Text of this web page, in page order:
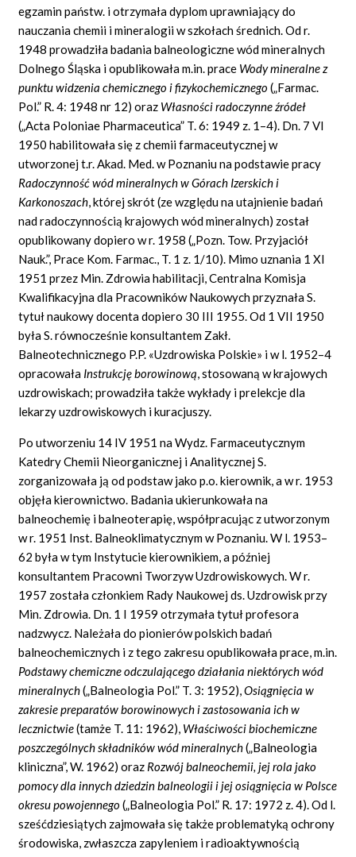
egzamin państw. i otrzymała dyplom uprawniający do
nauczania chemii i mineralogii w szkołach średnich. Od r.
1948 prowadziła badania balneologiczne wód mineralnych
Dolnego Śląska i opublikowała m.in. prace Wody mineralne z
punktu widzenia chemicznego i fizykochemicznego(„Farmac.
Pol.” R. 4: 1948 nr 12) oraz Własności radoczynne źródeł
(„Acta Poloniae Pharmaceutica” T. 6: 1949 z. 1–4). Dn. 7 VI
1950 habilitowała się z chemii farmaceutycznej w
utworzonej t.r. Akad. Med. w Poznaniu na podstawie pracy
Radoczynność wód mineralnych w Górach Izerskich i
Karkonoszach, której skrót (ze względu na utajnienie badań
nad radoczynnością krajowych wód mineralnych) został
opublikowany dopiero w r. 1958 („Pozn. Tow. Przyjaciół
Nauk.”, Prace Kom. Farmac., T. 1 z. 1/10). Mimo uznania 1 XI
1951 przez Min. Zdrowia habilitacji, Centralna Komisja
Kwalifikacyjna dla Pracowników Naukowych przyznała S.
tytuł naukowy docenta dopiero 30 III 1955. Od 1 VII 1950
była S. równocześnie konsultantem Zakł.
Balneotechnicznego P.P. «Uzdrowiska Polskie» i w l. 1952–4
opracowała Instrukcję borowinową, stosowaną w krajowych
uzdrowiskach; prowadziła także wykłady i prelekcje dla
lekarzy uzdrowiskowych i kuracjuszy.
Po utworzeniu 14 IV 1951 na Wydz. Farmaceutycznym
Katedry Chemii Nieorganicznej i Analitycznej S.
zorganizowała ją od podstaw jako p.o. kierownik, a w r. 1953
objęła kierownictwo. Badania ukierunkowała na
balneochemię i balneoterapię, współpracując z utworzonym
w r. 1951 Inst. Balneoklimatycznym w Poznaniu. W l. 1953–
62 była w tym Instytucie kierownikiem, a później
konsultantem Pracowni Tworzyw Uzdrowiskowych. W r.
1957 została członkiem Rady Naukowej ds. Uzdrowisk przy
Min. Zdrowia. Dn. 1 I 1959 otrzymała tytuł profesora
nadzwycz. Należała do pionierów polskich badań
balneochemicznych i z tego zakresu opublikowała prace, m.in.
Podstawy chemiczne odczulającego działania niektórych wód
mineralnych(„Balneologia Pol.” T. 3: 1952),Osiągnięcia w
zakresie preparatów borowinowych i zastosowania ich w
lecznictwie(tamże T. 11: 1962), Właściwości biochemiczne
poszczególnych składników wód mineralnych(„Balneologia
kliniczna”, W. 1962) oraz Rozwój balneochemii, jej rola jako
pomocy dla innych dziedzin balneologii i jej osiągnięcia w Polsce
okresu powojennego(„Balneologia Pol.” R. 17: 1972 z. 4). Od l.
sześćdziesiątych zajmowała się także problematyką ochrony
środowiska, zwłaszcza zapyleniem i radioaktywnością